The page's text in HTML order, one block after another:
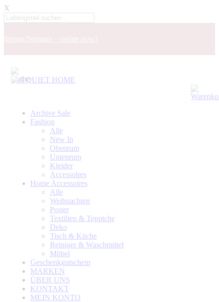
X
Archive Sale
Fashion
Alle
New In
Obenrum
Untenrum
Kleider
Accessoires
Home Accessoires
Alle
Weihnachten
Poster
Textilien & Teppiche
Deko
Tisch & Küche
Reiniger & Waschmittel
Möbel
Geschenkgutschein
MARKEN
ÜBER UNS
KONTAKT
MEIN KONTO